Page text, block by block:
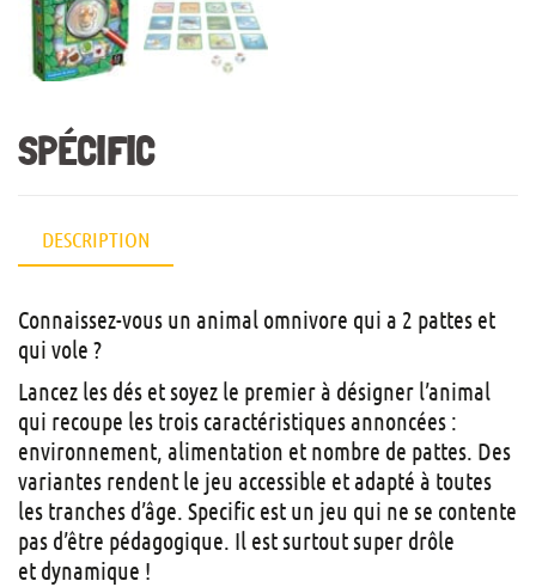
SPÉCIFIC
DESCRIPTION
Connaissez-vous un animal omnivore qui a 2 pattes et
qui vole ?
Lancez les dés et soyez le premier à désigner l’animal
qui recoupe les trois caractéristiques annoncées :
environnement, alimentation et nombre de pattes. Des
variantes rendent le jeu accessible et adapté à toutes
les tranches d’âge. Specific est un jeu qui ne se contente
pas d’être pédagogique. Il est surtout super drôle
et dynamique !